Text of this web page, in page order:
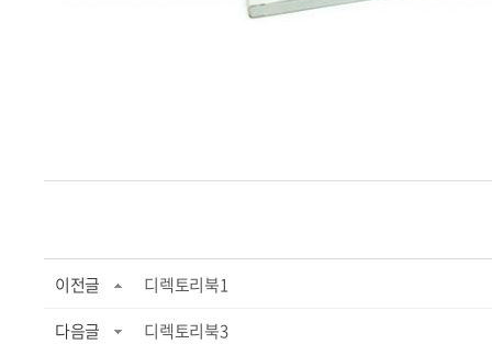
이전글
디렉토리북1
다음글
디렉토리북3